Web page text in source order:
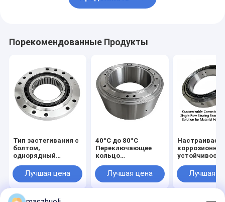
Порекомендованные Продукты
Тип застегивания с
болтом,
однорядный
поворотным
подшипником,
высокой
Лучшая цена
40°C до 80°C
Переключающее
кольцо
Подшипник
высокой прочности
Лучшая цена
коррозионная
поворотный
подшипник с
точностью
Лучшая